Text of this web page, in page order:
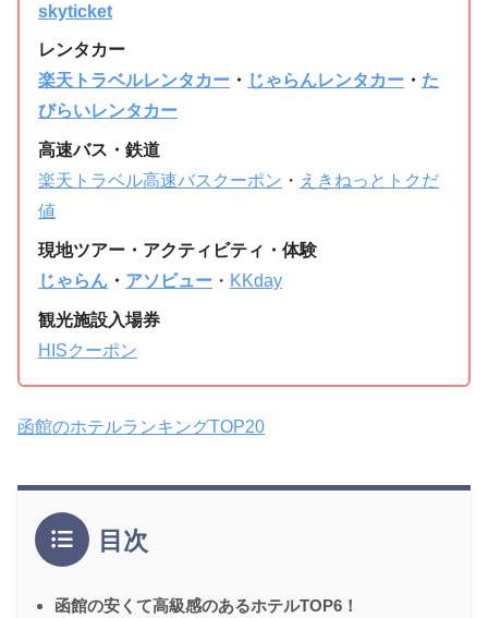
skyticket
レンタカー
楽天トラベルレンタカー ・ じゃらんレンタカー ・ た
びらいレンタカー
高速バス・鉄道
楽天トラベル高速バスクーポン ・ えきねっとトクだ
値
現地ツアー・アクティビティ・体験
じゃらん ・ アソビュー ・ KKday
観光施設入場券
HISクーポン
函館のホテルランキングTOP20
目次
函館の安くて高級感のあるホテルTOP6！